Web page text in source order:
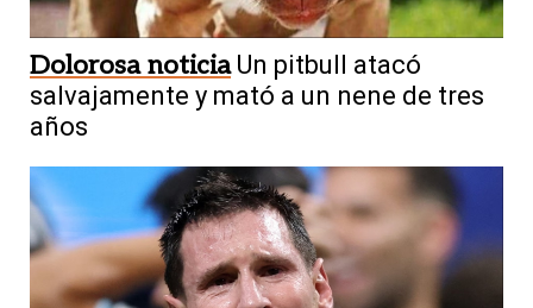
Dolorosa noticia Un pitbull atacó
salvajamente y mató a un nene de tres
años